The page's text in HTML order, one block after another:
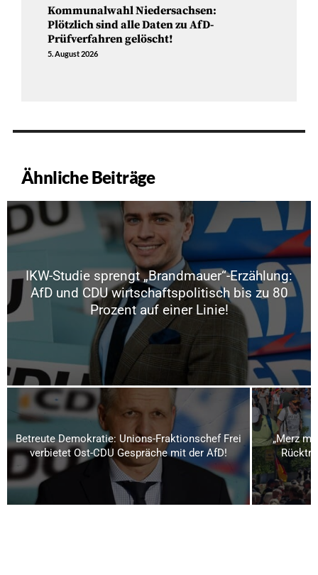
Kommunalwahl Niedersachsen:
Plötzlich sind alle Daten zu AfD-
Prüfverfahren gelöscht!
5. August 2026
Ähnliche Beiträge
IKW-Studie sprengt „Brandmauer“-Erzählung:
AfD und CDU wirtschaftspolitisch bis zu 80
Prozent auf einer Linie!
Betreute Demokratie: Unions-Fraktionschef Frei
verbietet Ost-CDU Gespräche mit der AfD!
„Merz